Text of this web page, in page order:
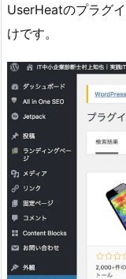
UserHeatのプラグ
けです。